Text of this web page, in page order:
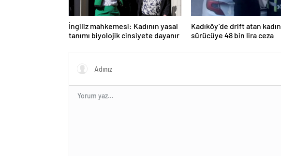
İngiliz mahkemesi: Kadının yasal
tanımı biyolojik cinsiyete dayanır
Kadıköy’de drift atan kadın
sürücüye 48 bin lira ceza